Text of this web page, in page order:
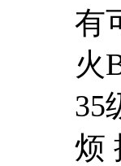
有
火
35
烦